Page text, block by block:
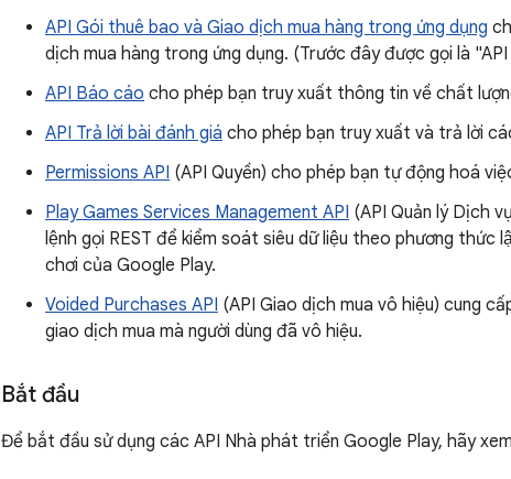
API Gói thuê bao và Giao dịch mua hàng trong ứng dụng
dịch mua hàng trong ứng dụng. (Trước đây được gọi là
API Báo cáo cho phép bạn truy xuất thông tin về chất
API Trả lời bài đánh giá cho phép bạn truy xuất và trả lời
Permissions API (API Quyền) cho phép bạn tự động hoá
Play Games Services Management API (API Quản lý Dịch
lệnh gọi REST để kiểm soát siêu dữ liệu theo phương
chơi của Google Play.
Voided Purchases API (API Giao dịch mua vô hiệu) cung
giao dịch mua mà người dùng đã vô hiệu.
Bắt đầu
Để bắt đầu sử dụng các API Nhà phát triển Google Play, hãy